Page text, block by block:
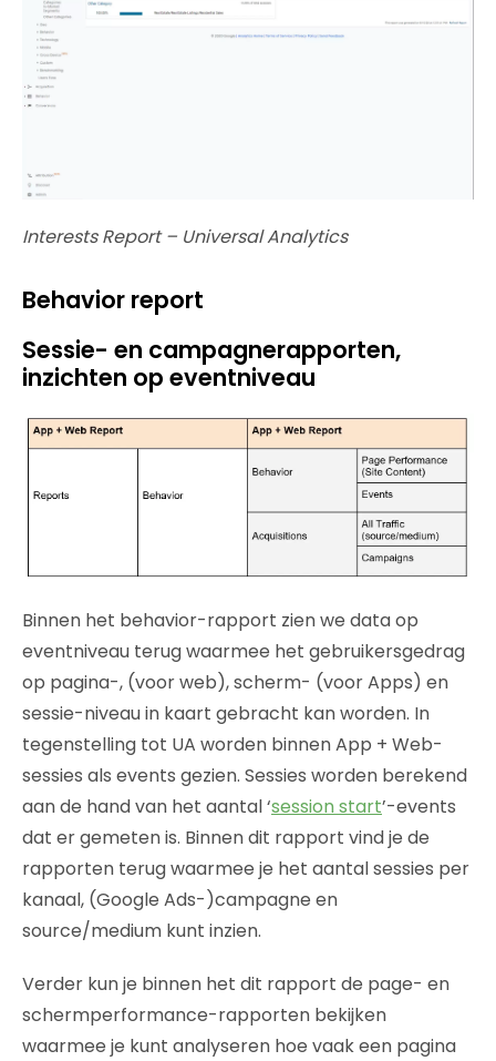
Interests Report – Universal Analytics
Behavior report
Sessie- en campagnerapporten,
inzichten op eventniveau
Binnen het behavior-rapport zien we data op
eventniveau terug waarmee het gebruikersgedrag
op pagina-, (voor web), scherm- (voor Apps) en
sessie-niveau in kaart gebracht kan worden. In
tegenstelling tot UA worden binnen App + Web-
sessies als events gezien. Sessies worden berekend
aan de hand van het aantal ‘session start’-events
dat er gemeten is. Binnen dit rapport vind je de
rapporten terug waarmee je het aantal sessies per
kanaal, (Google Ads-)campagne en
source/medium kunt inzien.
Verder kun je binnen het dit rapport de page- en
schermperformance-rapporten bekijken
waarmee je kunt analyseren hoe vaak een pagina